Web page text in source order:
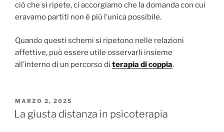
ciò che si ripete, ci accorgiamo che la domanda con cui
eravamo partiti non è più l’unica possibile.
Quando questi schemi si ripetono nelle relazioni
affettive, può essere utile osservarli insieme
all’interno di un percorso di terapia di coppia.
PUBBLICATO
IL
MARZO 2, 2025
La giusta distanza in psicoterapia